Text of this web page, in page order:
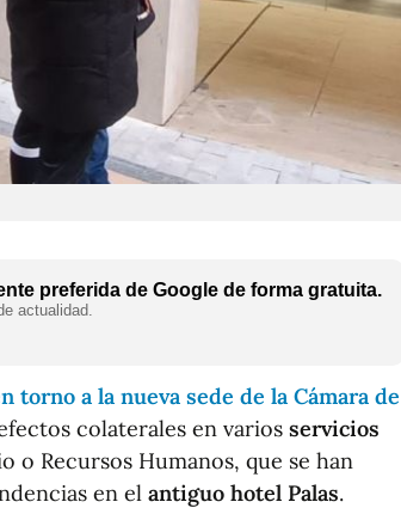
preferida de Google de forma gratuita.
actualidad.
torno a la nueva sede de la Cámara de
colaterales en varios servicios
o Recursos Humanos, que se han
en el antiguo hotel Palas.